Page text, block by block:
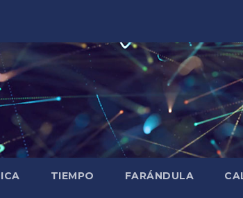
TIEMPO FARÁNDULA